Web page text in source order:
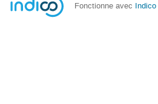
Fonctionne avec Indico